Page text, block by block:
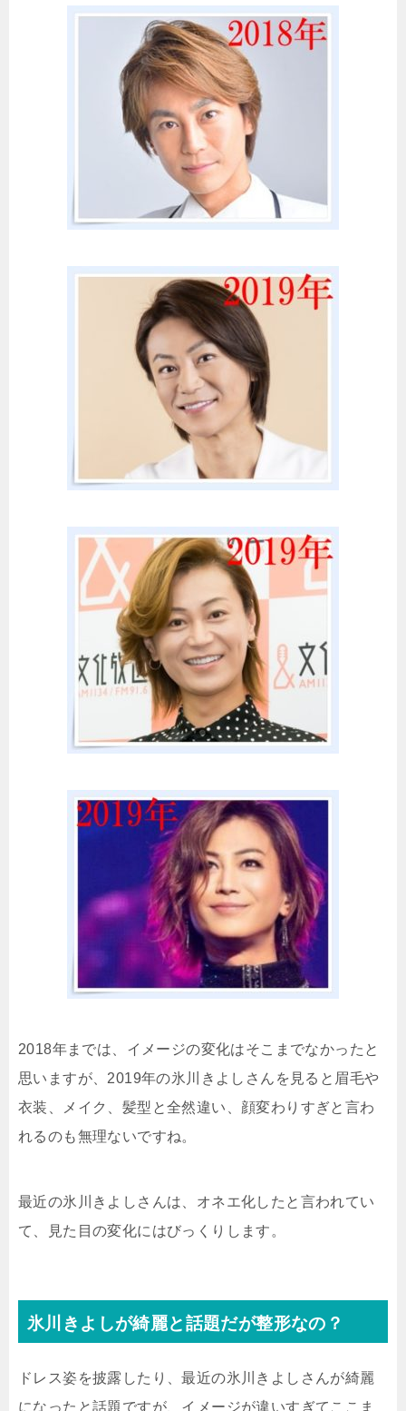
2018年までは、イメージの変化はそこまでなかったと
思いますが、2019年の氷川きよしさんを見ると眉毛や
衣装、メイク、髪型と全然違い、顔変わりすぎと言わ
れるのも無理ないですね。
最近の氷川きよしさんは、オネエ化したと言われてい
て、見た目の変化にはびっくりします。
氷川きよしが綺麗と話題だが整形なの？
ドレス姿を披露したり、最近の氷川きよしさんが綺麗
になったと話題ですが、イメージが違いすぎてここま